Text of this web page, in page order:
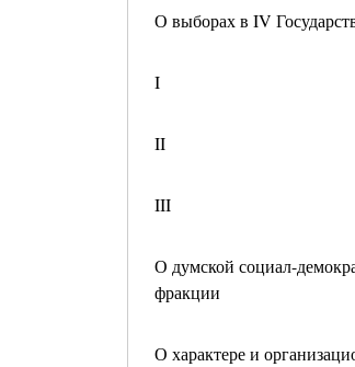
О выборах в IV
I
II
III
О думской социал-
фракции
О характере и